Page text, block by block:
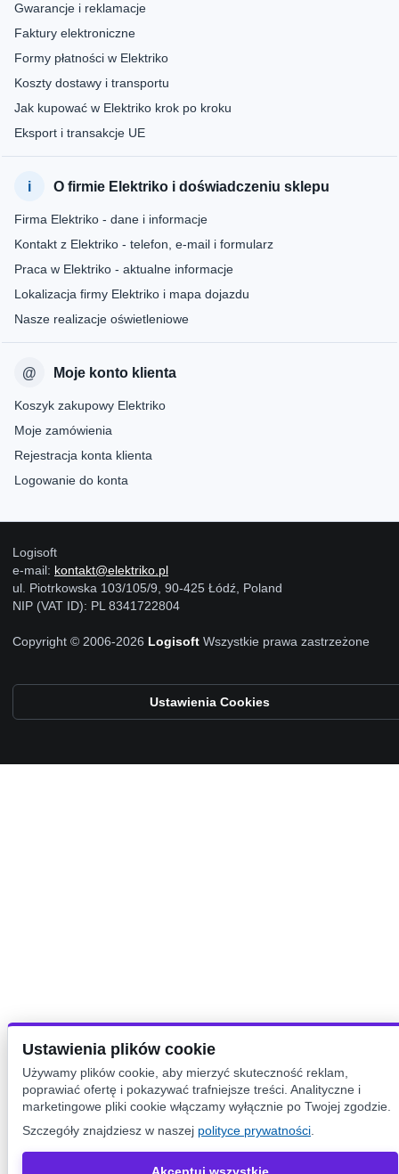
Gwarancje i reklamacje
Faktury elektroniczne
Formy płatności w Elektriko
Koszty dostawy i transportu
Jak kupować w Elektriko krok po kroku
Eksport i transakcje UE
O firmie Elektriko i doświadczeniu sklepu
Firma Elektriko - dane i informacje
Kontakt z Elektriko - telefon, e-mail i formularz
Praca w Elektriko - aktualne informacje
Lokalizacja firmy Elektriko i mapa dojazdu
Nasze realizacje oświetleniowe
Moje konto klienta
Koszyk zakupowy Elektriko
Moje zamówienia
Rejestracja konta klienta
Logowanie do konta
Logisoft
e-mail: kontakt@elektriko.pl
ul. Piotrkowska 103/105/9, 90-425 Łódź, Poland
NIP (VAT ID): PL 8341722804
Copyright © 2006-2026 Logisoft Wszystkie prawa zastrzeżone
Ustawienia Cookies
Ustawienia plików cookie
Używamy plików cookie, aby mierzyć skuteczność reklam,
poprawiać ofertę i pokazywać trafniejsze treści. Analityczne i
marketingowe pliki cookie włączamy wyłącznie po Twojej zgodzie.
Szczegóły znajdziesz w naszej polityce prywatności